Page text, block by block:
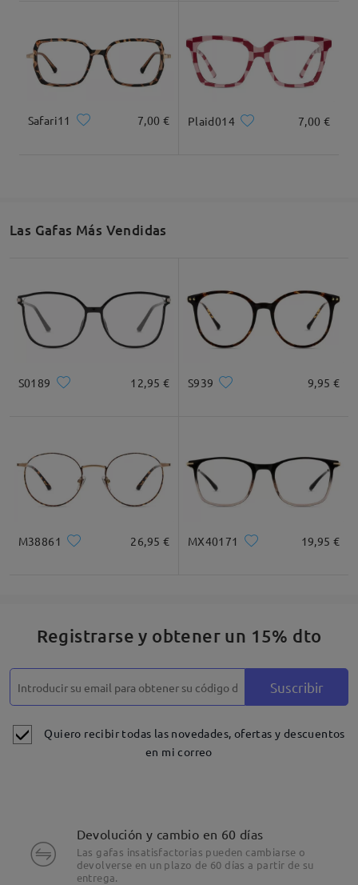
Ancho Total Longitud de Patillas
Recomendación de Rostro
* Solo Para Referencia
Descripción del Producto
Safari11 7,00 € Plaid014 7,00 €
Las Gafas Más Vendidas
S0189 12,95 € S939 9,95 €
M38861 26,95 € MX40171 19,95 €
Registrarse y obtener un 15% dto
Suscribir
Quiero recibir todas las novedades, ofertas y descuentos
en mi correo
Devolución y cambio en 60 días
Las gafas insatisfactorias pueden cambiarse o
devolverse en un plazo de 60 días a partir de su
entrega.